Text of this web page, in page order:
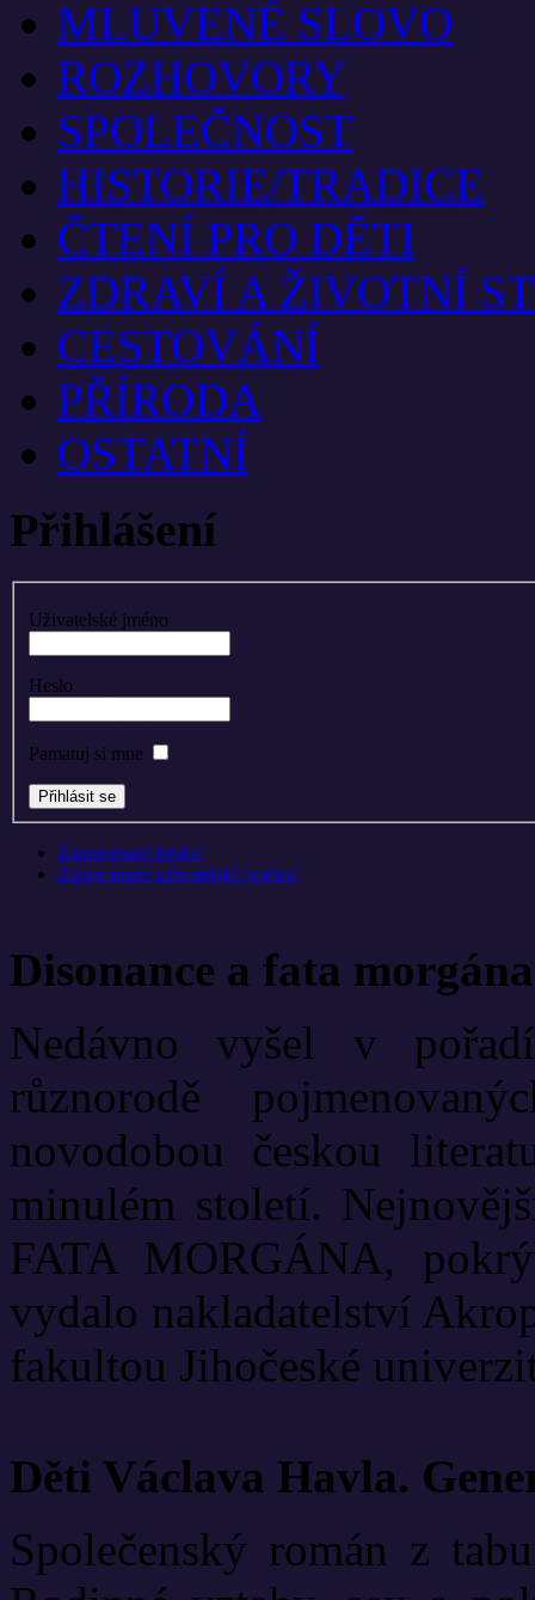
MLUVENÉ SLOVO
ROZHOVORY
SPOLEČNOST
HISTORIE/TRADICE
ČTENÍ PRO DĚTI
ZDRAVÍ A ŽIVOTNÍ
CESTOVÁNÍ
PŘÍRODA
OSTATNÍ
Přihlášení
Uživatelské jméno
Heslo
Pamatuj si mne
Zapomenuté heslo?
Zapomenuté uživatelské jméno?
Disonance a fata morgána
Nedávno vyšel v
různorodě
novodobou českou
minulém století.
FATA MORGÁNA,
vydalo nakladatelství
fakultou Jihočeské
Děti Václava Havla.
Společenský román z